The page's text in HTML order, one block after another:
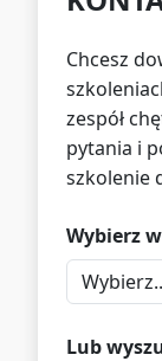
Chcesz
zespół
pytania i
szkolenie
Wybierz
Lub